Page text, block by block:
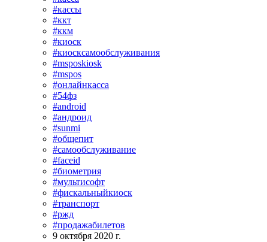
#кассы
#ккт
#ккм
#киоск
#киосксамообслуживания
#msposkiosk
#mspos
#онлайнкасса
#54фз
#android
#андроид
#sunmi
#общепит
#самообслуживание
#faceid
#биометрия
#мультисофт
#фискальныйкиоск
#транспорт
#ржд
#продажабилетов
9 октября 2020 г.